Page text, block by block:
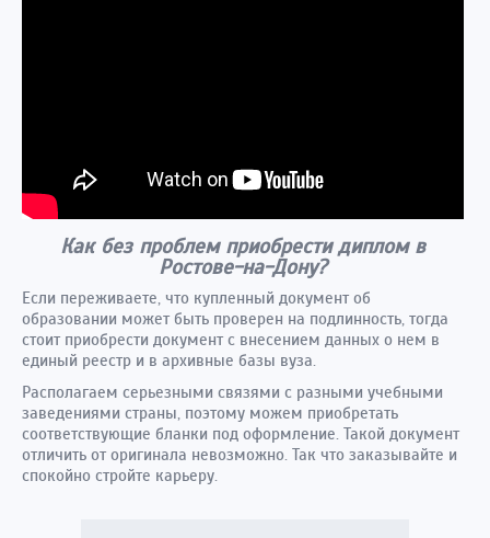
Как без проблем приобрести диплом в
Ростове-на-Дону?
Если переживаете, что купленный документ об
образовании может быть проверен на подлинность, тогда
стоит приобрести документ с внесением данных о нем в
единый реестр и в архивные базы вуза.
Располагаем серьезными связями с разными учебными
заведениями страны, поэтому можем приобретать
соответствующие бланки под оформление. Такой документ
отличить от оригинала невозможно. Так что заказывайте и
спокойно стройте карьеру.